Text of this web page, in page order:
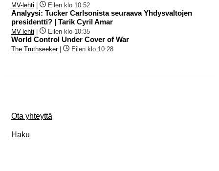
MV-lehti Eilen klo 10:52
Analyysi: Tucker Carlsonista seuraava Yhdysvaltojen
presidentti? | Tarik Cyril Amar
MV-lehti Eilen klo 10:35
World Control Under Cover of War
The Truthseeker| Eilen klo 10:28
Ota yhteyttä
Haku